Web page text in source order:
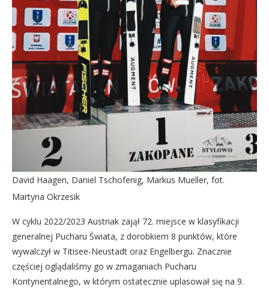
David Haagen, Daniel Tschofenig, Markus Mueller, fot.
Martyna Okrzesik
W cyklu 2022/2023 Austriak zajął 72. miejsce w klasyfikacji
generalnej Pucharu Świata, z dorobkiem 8 punktów, które
wywalczył w Titisee-Neustadt oraz Engelbergu. Znacznie
częściej oglądaliśmy go w zmaganiach Pucharu
Kontynentalnego, w którym ostatecznie uplasował się na 9.